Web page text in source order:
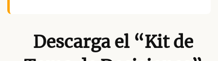
Descarga el “Kit de